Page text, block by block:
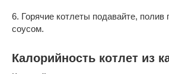
6. Горячие котлеты подавайте, полив
соусом.
Калорийность котлет из